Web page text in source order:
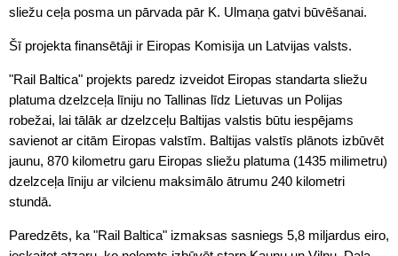
sliežu ceļa posma un pārvada pār K. Ulmaņa gatvi būvēšanai.
Šī projekta finansētāji ir Eiropas Komisija un Latvijas valsts.
"Rail Baltica" projekts paredz izveidot Eiropas standarta sliežu
platuma dzelzceļa līniju no Tallinas līdz Lietuvas un Polijas
robežai, lai tālāk ar dzelzceļu Baltijas valstis būtu iespējams
savienot ar citām Eiropas valstīm. Baltijas valstīs plānots izbūvēt
jaunu, 870 kilometru garu Eiropas sliežu platuma (1435 milimetru)
dzelzceļa līniju ar vilcienu maksimālo ātrumu 240 kilometri
stundā.
Paredzēts, ka "Rail Baltica" izmaksas sasniegs 5,8 miljardus eiro,